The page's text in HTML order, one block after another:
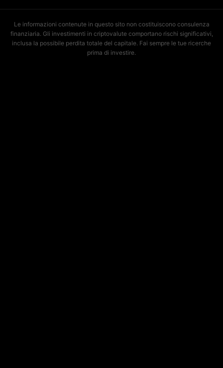
Le informazioni contenute in questo sito non costituiscono consulenza
finanziaria. Gli investimenti in criptovalute comportano rischi significativi,
inclusa la possibile perdita totale del capitale. Fai sempre le tue ricerche
prima di investire.